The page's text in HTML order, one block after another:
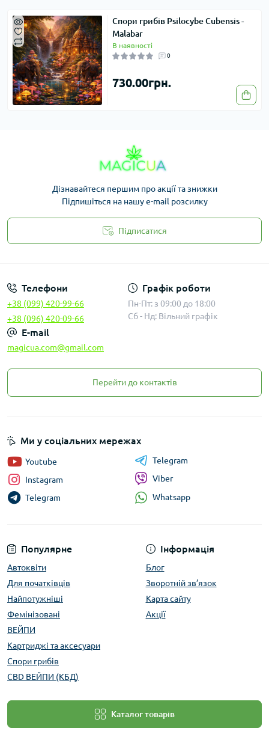
Спори грибів Psilocybe Cubensis -
Malabar
В наявності
0
730.00грн.
Дізнавайтеся першим про акції та знижки
Підпишіться на нашу e-mail розсилку
Підписатися
Телефони
+38 (099) 420-99-66
+38 (096) 420-09-66
Графік роботи
Пн-Пт: з 09:00 до 18:00
Сб - Нд: Вільний графік
E-mail
magicua.com@gmail.com
Перейти до контактів
Популярне
Автоквіти
Для початківців
Найпотужніші
Фемінізовані
ВЕЙПИ
Картриджі та аксесуари
Спори грибів
CBD ВЕЙПИ (КБД)
Інформація
Блог
Зворотній зв’язок
Карта сайту
Акції
Каталог товарів
Ми у соціальних мережах
Youtube
Instagram
Telegram
Telegram
Viber
Whatsapp